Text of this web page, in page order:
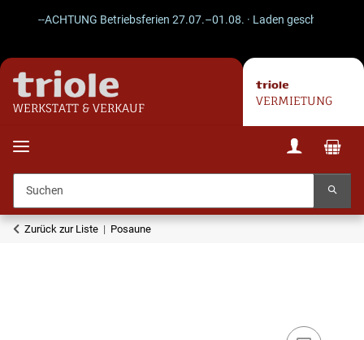
--ACHTUNG Betriebsferien 27.07.–01.08. · Laden geschlossen ·
WERKSTATT & VERKAUF
VERMIETUNG
Zurück zur Liste Posaune